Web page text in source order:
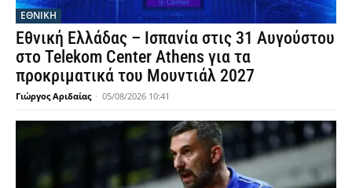
ΕΘΝΙΚΉ
Εθνική Ελλάδας – Ισπανία στις 31 Αυγούστου
στο Telekom Center Athens για τα
προκριματικά του Μουντιάλ 2027
Γιώργος Αριδαίας - 05/08/2026 10:41